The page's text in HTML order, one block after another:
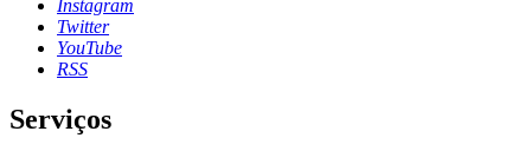
Instagram
Twitter
YouTube
RSS
Serviços